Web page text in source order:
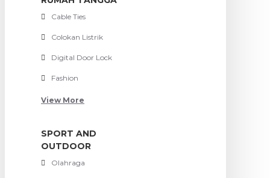
Cable Ties
Colokan Listrik
Digital Door Lock
Fashion
View More
SPORT AND
OUTDOOR
Olahraga